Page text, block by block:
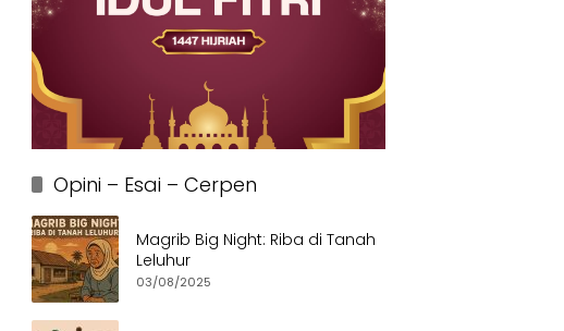
Opini – Esai – Cerpen
Magrib Big Night: Riba di Tanah
Leluhur
03/08/2025